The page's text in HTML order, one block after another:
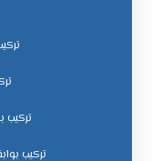
تركيب
تركيب